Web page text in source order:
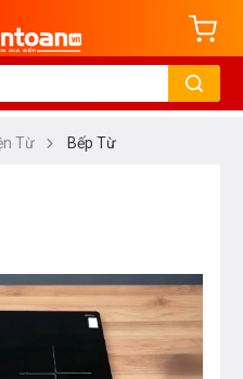
Từ Bếp Từ